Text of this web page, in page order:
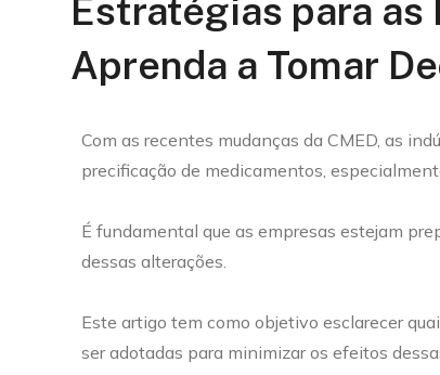
Estratégias para as
Aprenda a Tomar
Com as recentes mudanças da CMED, as
precificação de medicamentos,
É fundamental que as empresas estejam
dessas alterações.
Este artigo tem como objetivo esclarecer
ser adotadas para minimizar os efeitos